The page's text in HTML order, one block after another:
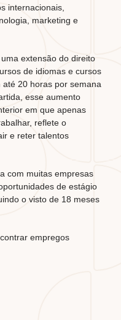
internacionais,
marketing e
extensão do direito
de idiomas e cursos
20 horas por semana
esse aumento
em que apenas
reflete o
e reter talentos
com muitas empresas
de estágio
o visto de 18 meses
empregos